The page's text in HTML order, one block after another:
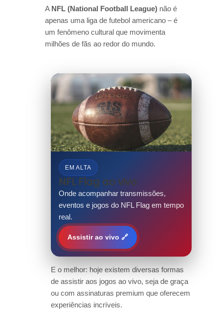
A NFL (National Football League) não é
apenas uma liga de futebol americano – é
um fenômeno cultural que movimenta
milhões de fãs ao redor do mundo.
EM ALTA
NFL Flag ao vivo
Onde acompanhar transmissões,
eventos e jogos do NFL Flag em tempo
real.
Assistir ao vivo 🔗
E o melhor: hoje existem diversas formas
de assistir aos jogos ao vivo, seja de graça
ou com assinaturas premium que oferecem
experiências incríveis.